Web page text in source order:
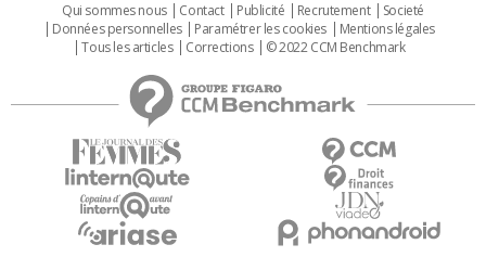
Qui sommes nous Contact Publicité Recrutement
Societé
Données personnelles
Paramétrer les cookies
Mentions légales
Tous les articles
Corrections © 2022 CCM Benchmark